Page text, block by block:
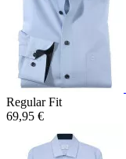
Regular Fit
69,95 €